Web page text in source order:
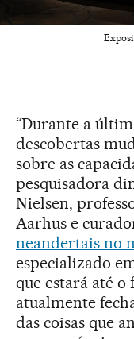
“Durante a
descobertas
sobre as
pesquisadora
Nielsen,
Aarhus e
neandertais no
especializado
que estará até o
atualmente
das coisas que